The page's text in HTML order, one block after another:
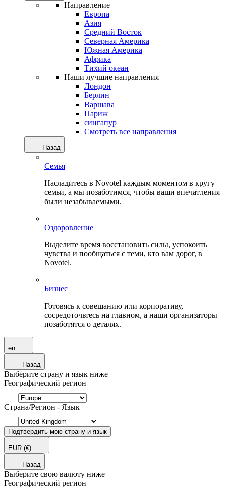
Направление
Европа
Азия
Средний Восток
Северная Америка
Южная Америка
Африка
Тихий океан
Наши лучшие направления
Лондон
Берлин
Варшава
Париж
сингапур
Смотреть все направления
Назад
Семья
Насладитесь в Novotel каждым моментом в кругу
семьи, а мы позаботимся, чтобы ваши впечатления
были незабываемыми.
Оздоровление
Выделите время восстановить силы, успокоить
чувства и пообщаться с теми, кто вам дорог, в
Novotel.
Бизнес
Готовясь к совещанию или корпоративу,
сосредоточьтесь на главном, а наши организаторы
позаботятся о деталях.
en
Назад
Выберите страну и язык ниже
Географический регион
Страна/Регион - Язык
Подтвердить мою страну и язык
EUR (€)
Назад
Выберите свою валюту ниже
Географический регион